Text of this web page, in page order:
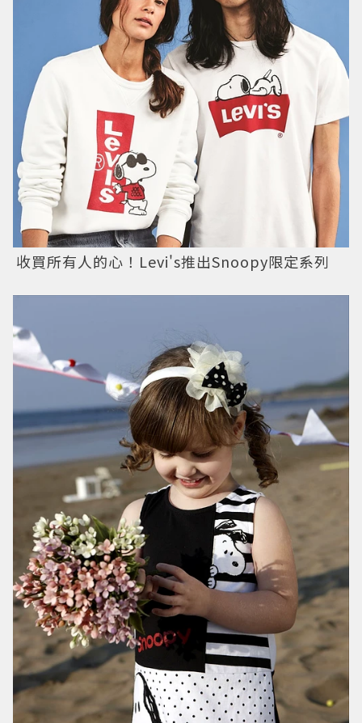
收買所有人的心！Levi's推出Snoopy限定系列